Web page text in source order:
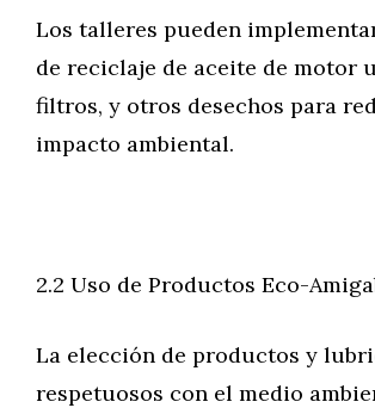
Los talleres pueden
de reciclaje de aceite de motor
filtros, y otros desechos para
impacto ambiental.
2.2 Uso de Productos Eco-
La elección de productos y
respetuosos con el medio